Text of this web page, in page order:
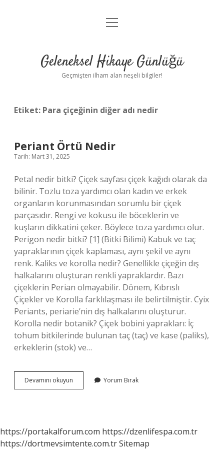
Anasayfa
Yasal Uyarı
menüyü
Geleneksel Hikaye Günlüğü
Geçmişten ilham alan neşeli bilgiler!
Etiket: Para çiçeğinin diğer adı nedir
Periant Örtü Nedir
Tarih: Mart 31, 2025
Petal nedir bitki? Çiçek sayfası çiçek kağıdı olarak da
bilinir. Tozlu toza yardımcı olan kadın ve erkek
organların korunmasından sorumlu bir çiçek
parçasıdır. Rengi ve kokusu ile böceklerin ve
kuşların dikkatini çeker. Böylece toza yardımcı olur.
Perigon nedir bitki? [1] (Bitki Bilimi) Kabuk ve taç
yapraklarının çiçek kaplaması, aynı şekil ve aynı
renk. Kaliks ve korolla nedir? Genellikle çiçeğin dış
halkalarını oluşturan renkli yapraklardır. Bazı
çiçeklerin Perian olmayabilir. Dönem, Kıbrıslı
Çiçekler ve Korolla farklılaşması ile belirtilmiştir. Cyix
Periants, periarie’nin dış halkalarını oluşturur.
Korolla nedir botanik? Çiçek bobini yaprakları: İç
tohum bitkilerinde bulunan taç (taç) ve kase (paliks),
erkeklerin (stok) ve…
Devamını okuyun
Örtü
Yorum Bırak
https://portakalforum.com https://dzenlifespa.com.tr
https://dortmevsimtente.com.trSitemap